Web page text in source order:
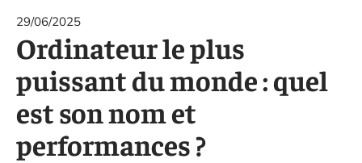
29/06/2025
Ordinateur le plus
puissant du monde : quel
est son nom et
performances ?